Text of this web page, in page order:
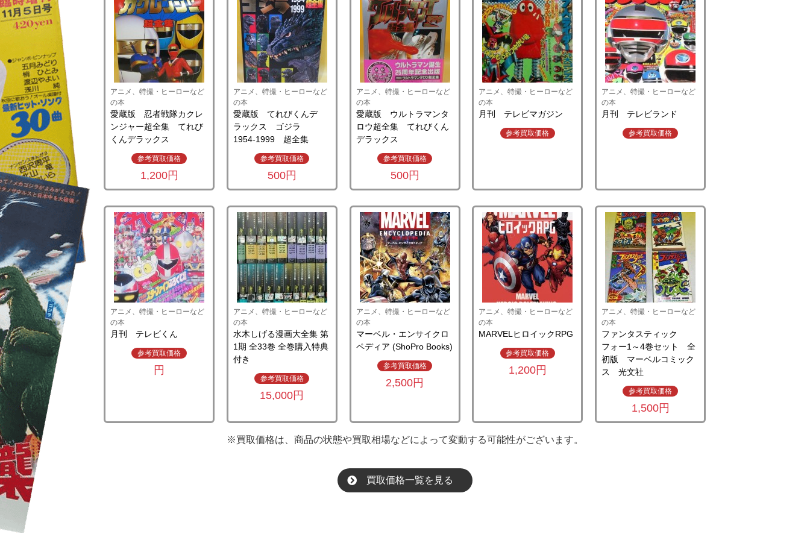
アニメ、特撮・ヒーローなど
の本
愛蔵版 忍者戦隊カクレ
ンジャー超全集 てれび
くんデラックス
参考買取価格
1,200円
アニメ、特撮・ヒーローなど
の本
愛蔵版 てれびくんデ
ラックス ゴジラ
1954-1999 超全集
参考買取価格
500円
アニメ、特撮・ヒーローなど
の本
愛蔵版 ウルトラマンタ
ロウ超全集 てれびくん
デラックス
参考買取価格
500円
アニメ、特撮・ヒーローなど
の本
月刊 テレビマガジン
参考買取価格
アニメ、特撮・ヒーローなど
の本
月刊 テレビランド
参考買取価格
アニメ、特撮・ヒーローなど
の本
月刊 テレビくん
参考買取価格
円
アニメ、特撮・ヒーローなど
の本
水木しげる漫画大全集 第
1期 全33巻 全巻購入特典
付き
参考買取価格
15,000円
アニメ、特撮・ヒーローなど
の本
マーベル・エンサイクロ
ペディア (ShoPro Books)
参考買取価格
2,500円
アニメ、特撮・ヒーローなど
の本
MARVELヒロイックRPG
参考買取価格
1,200円
アニメ、特撮・ヒーローなど
の本
ファンタスティック
フォー1～4巻セット 全
初版 マーベルコミック
ス 光文社
参考買取価格
1,500円
※買取価格は、商品の状態や買取相場などによって変動する可能性がございます。
買取価格一覧を見る